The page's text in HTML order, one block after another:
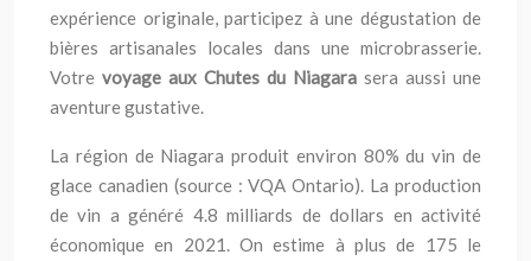
expérience originale, participez à une dégustation de
bières artisanales locales dans une microbrasserie.
Votre voyage aux Chutes du Niagara sera aussi une
aventure gustative.
La région de Niagara produit environ 80% du vin de
glace canadien (source : VQA Ontario). La production
de vin a généré 4.8 milliards de dollars en activité
économique en 2021. On estime à plus de 175 le